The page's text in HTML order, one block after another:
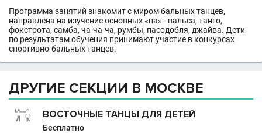
Программа занятий знакомит с миром бальных танцев,
направлена на изучение основных «па» - вальса, танго,
фокстрота, самба, ча-ча-ча, румбы, пасодобля, джайва. Дети
по результатам обучения принимают участие в конкурсах
спортивно-бальных танцев.
ДРУГИЕ СЕКЦИИ В МОСКВЕ
ВОСТОЧНЫЕ ТАНЦЫ ДЛЯ ДЕТЕЙ
Бесплатно